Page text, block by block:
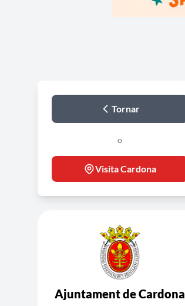
Tornar
o
Visita Cardona
Ajuntament de Cardona